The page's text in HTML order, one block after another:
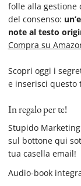
folle alla gestione
del consenso:
note al testo
Compra su
Scopri oggi i
e inserisci questo
In regalo per te!
Stupido
sul bottone qui
tua casella email!
Audio-book